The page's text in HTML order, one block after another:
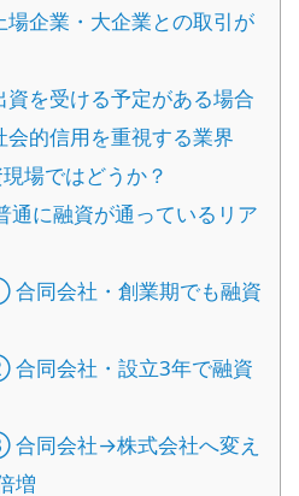
企業・大企業との取引が
を受ける予定がある場合
的信用を重視する業界
場ではどうか？
通に融資が通っているリア
同会社・創業期でも融資
同会社・設立3年で融資
同会社→株式会社へ変え
増